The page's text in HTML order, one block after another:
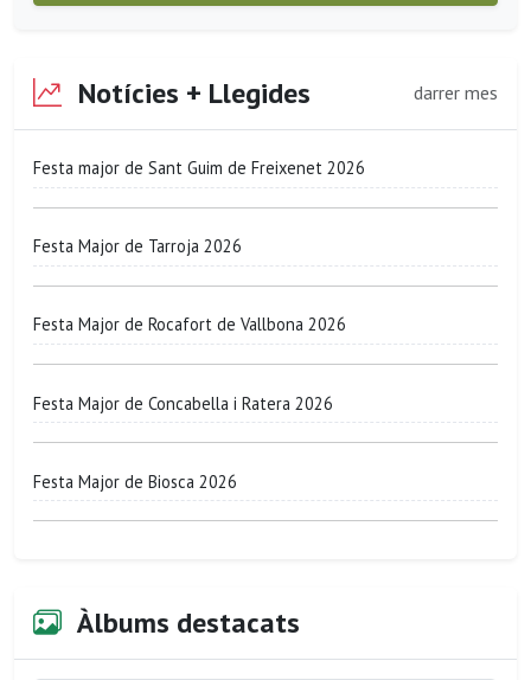
Notícies + Llegides darrer mes
Festa major de Sant Guim de Freixenet 2026
Festa Major de Tarroja 2026
Festa Major de Rocafort de Vallbona 2026
Festa Major de Concabella i Ratera 2026
Festa Major de Biosca 2026
Àlbums destacats